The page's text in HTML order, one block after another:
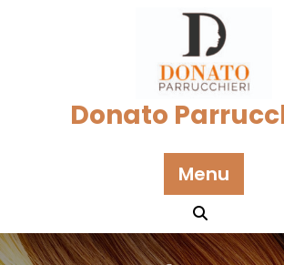
Donato
Menu